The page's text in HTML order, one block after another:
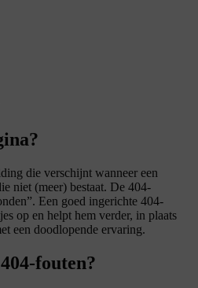
die verschijnt wanneer een
niet (meer) bestaat. De 404-
Een goed ingerichte 404-
op en helpt hem verder, in plaats
een doodlopende ervaring.
fouten?